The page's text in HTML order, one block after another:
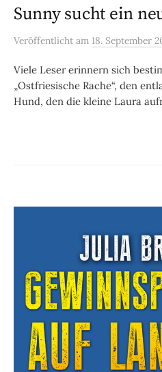
Sunny sucht ein
Veröffentlicht am 18. September
Viele Leser erinnern sich
„Ostfriesische Rache“, den
Hund, den die kleine Laura